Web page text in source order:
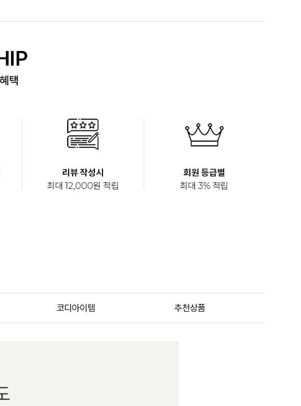
코디아이템 추천상품